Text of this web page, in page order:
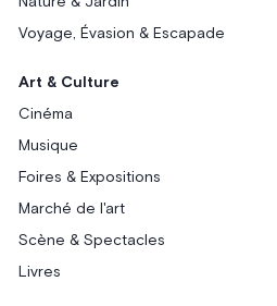
Voyage, Évasion & Escapade
Art & Culture
Cinéma
Musique
Foires & Expositions
Marché de l'art
Scène & Spectacles
Livres